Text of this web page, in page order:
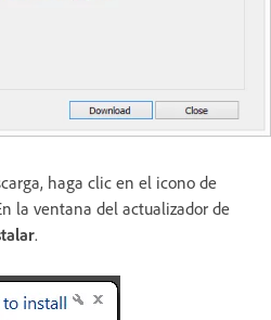
haga clic en el icono de
la ventana del actualizador de
.